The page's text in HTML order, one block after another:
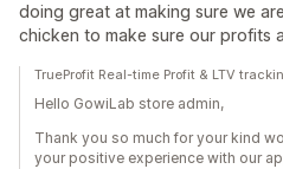
doing great at making sure we
chicken to make sure our profits
TrueProfit Real-time Profit & LTV
Hello GowiLab store admin,
Thank you so much for your kind
your positive experience with our